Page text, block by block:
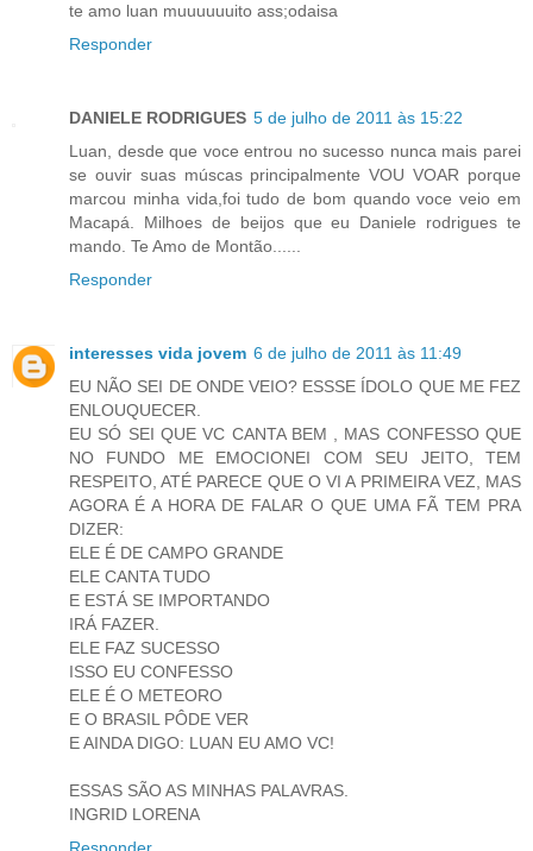
te amo luan muuuuuuito ass;odaisa
Responder
DANIELE RODRIGUES 5 de julho de 2011 às 15:22
Luan, desde que voce entrou no sucesso nunca mais parei
se ouvir suas múscas principalmente VOU VOAR porque
marcou minha vida,foi tudo de bom quando voce veio em
Macapá. Milhoes de beijos que eu Daniele rodrigues te
mando. Te Amo de Montão......
Responder
interesses vida jovem 6 de julho de 2011 às 11:49
EU NÃO SEI DE ONDE VEIO? ESSSE ÍDOLO QUE ME FEZ
ENLOUQUECER.
EU SÓ SEI QUE VC CANTA BEM , MAS CONFESSO QUE
NO FUNDO ME EMOCIONEI COM SEU JEITO, TEM
RESPEITO, ATÉ PARECE QUE O VI A PRIMEIRA VEZ, MAS
AGORA É A HORA DE FALAR O QUE UMA FÃ TEM PRA
DIZER:
ELE É DE CAMPO GRANDE
ELE CANTA TUDO
E ESTÁ SE IMPORTANDO
IRÁ FAZER.
ELE FAZ SUCESSO
ISSO EU CONFESSO
ELE É O METEORO
E O BRASIL PÔDE VER
E AINDA DIGO: LUAN EU AMO VC!
ESSAS SÃO AS MINHAS PALAVRAS.
INGRID LORENA